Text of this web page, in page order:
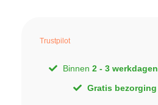
Trustpilot
Binnen 2 - 3 werkdagen
Gratis bezorging